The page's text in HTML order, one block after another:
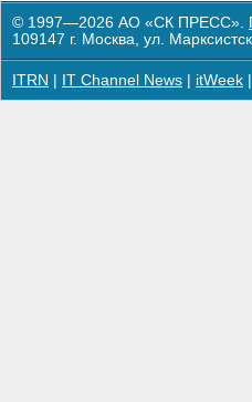
© 1997—2026 АО «СК ПРЕСС».
109147 г. Москва, ул.
ITRN IT Channel News itWeek